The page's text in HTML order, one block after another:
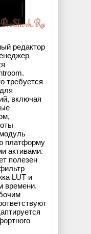
редактор
требуется
включая
платформу
активами.
полезен
LUT и
времени.